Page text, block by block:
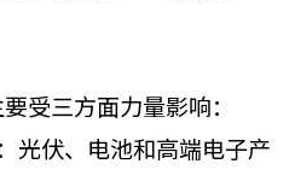
受三方面力量影响：
光伏、电池和高端电子产